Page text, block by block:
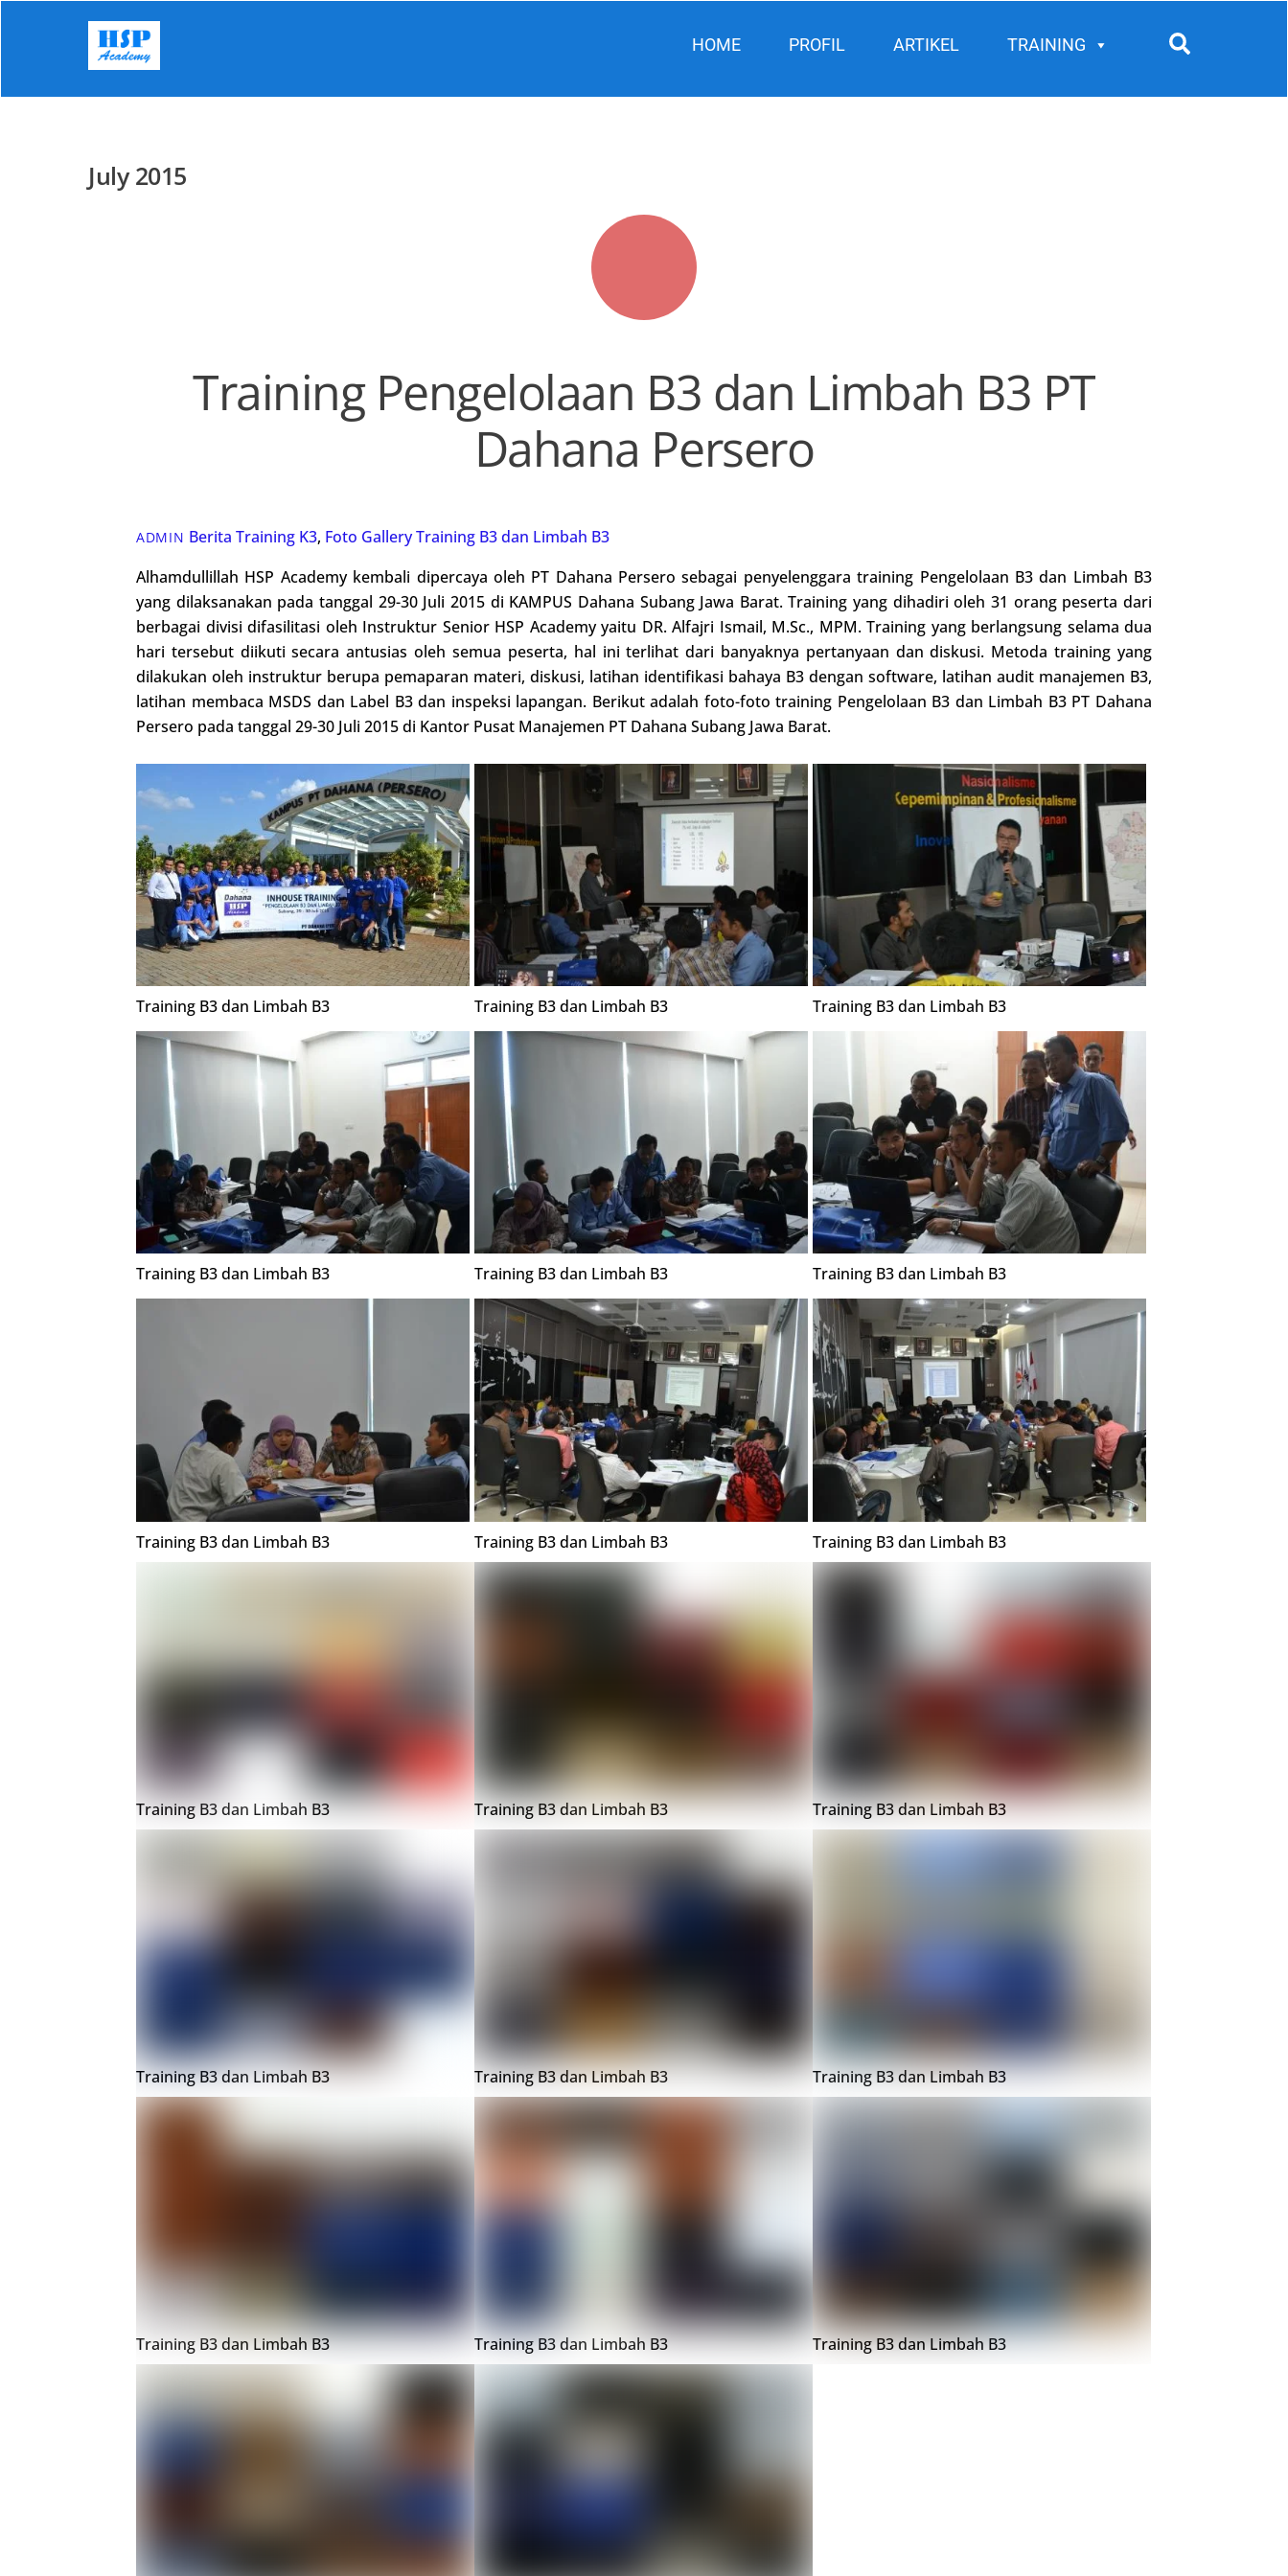
HOME PROFIL ARTIKEL TRAINING
July 2015
Training Pengelolaan B3 dan Limbah B3 PT
Dahana Persero
ADMIN Berita Training K3, Foto GalleryTraining B3 dan Limbah B3
Alhamdullillah HSP Academy kembali dipercaya oleh PT Dahana Persero sebagai penyelenggara training Pengelolaan B3 dan Limbah B3
yang dilaksanakan pada tanggal 29-30 Juli 2015 di KAMPUS Dahana Subang Jawa Barat. Training yang dihadiri oleh 31 orang peserta dari
berbagai divisi difasilitasi oleh Instruktur Senior HSP Academy yaitu DR. Alfajri Ismail, M.Sc., MPM. Training yang berlangsung selama dua
hari tersebut diikuti secara antusias oleh semua peserta, hal ini terlihat dari banyaknya pertanyaan dan diskusi. Metoda training yang
dilakukan oleh instruktur berupa pemaparan materi, diskusi, latihan identifikasi bahaya B3 dengan software, latihan audit manajemen B3,
latihan membaca MSDS dan Label B3 dan inspeksi lapangan. Berikut adalah foto-foto training Pengelolaan B3 dan Limbah B3 PT Dahana
Persero pada tanggal 29-30 Juli 2015 di Kantor Pusat Manajemen PT Dahana Subang Jawa Barat.
Training B3 dan Limbah B3 Training B3 dan Limbah B3 Training B3 dan Limbah B3
Training B3 dan Limbah B3 Training B3 dan Limbah B3 Training B3 dan Limbah B3
Training B3 dan Limbah B3 Training B3 dan Limbah B3 Training B3 dan Limbah B3
Training B3 dan Limbah B3 Training B3 dan Limbah B3 Training B3 dan Limbah B3
Training B3 dan Limbah B3 Training B3 dan Limbah B3 Training B3 dan Limbah B3
Training B3 dan Limbah B3 Training B3 dan Limbah B3 Training B3 dan Limbah B3